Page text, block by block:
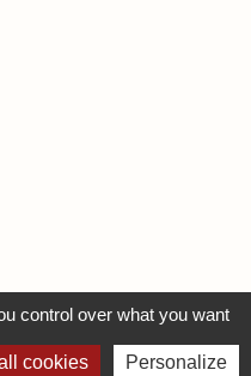
control over what you want
cookies Personalize